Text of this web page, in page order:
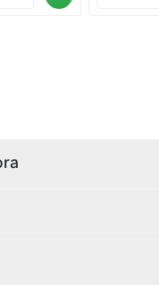
qualidade e
áudio e vídeo,